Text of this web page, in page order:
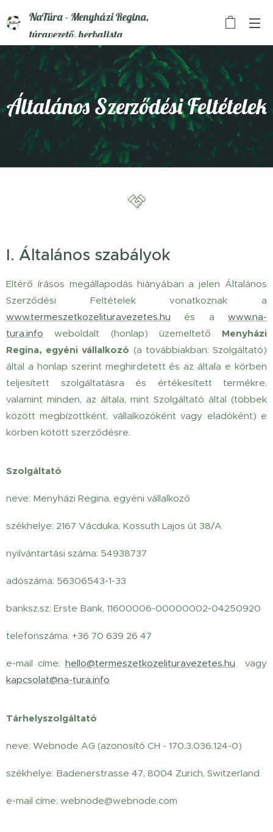
NaTúra - Menyházi Regina,
túravezető, herbalista
Általános Szerződési Feltételek
I. Általános szabályok
Eltérő írásos megállapodás hiányában a jelen Általános
Szerződési Feltételek vonatkoznak a
www.termeszetkozelituravezetes.hu és a www.na-
tura.info weboldalt (honlap) üzemeltető Menyházi
Regina, egyéni vállalkozó (a továbbiakban: Szolgáltató)
által a honlap szerint meghirdetett és az általa e körben
teljesített szolgáltatásra és értékesített termékre,
valamint minden, az általa, mint Szolgáltató által (többek
között megbízottként, vállalkozóként vagy eladóként) e
körben kötött szerződésre.
Szolgáltató
neve: Menyházi Regina, egyéni vállalkozó
székhelye: 2167 Vácduka, Kossuth Lajos út 38/A
nyilvántartási száma: 54938737
adószáma: 56306543-1-33
banksz.sz: Erste Bank, 11600006-00000002-04250920
telefonszáma: +36 70 639 26 47
e-mail címe: hello@termeszetkozelituravezetes.hu vagy
kapcsolat@na-tura.info
Tárhelyszolgáltató
neve: Webnode AG (azonosító CH - 170.3.036.124-0)
székhelye: Badenerstrasse 47, 8004 Zurich, Switzerland
e-mail címe: webnode@webnode.com